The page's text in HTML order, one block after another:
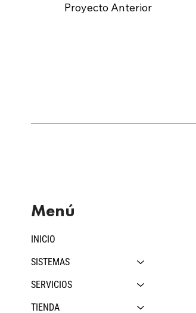
Proyecto Anterior
INICIO
SISTEMAS
SERVICIOS
TIENDA
Menú